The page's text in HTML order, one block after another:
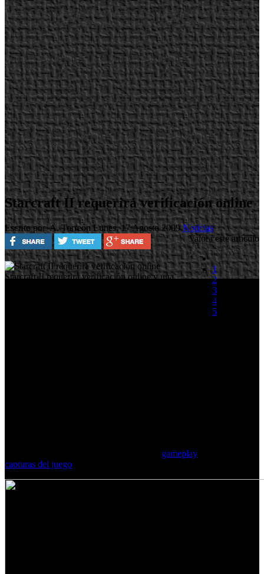
Starcraft II requerirá verificación online
Escrito por A. TorreónLunes, 17 Agosto 2009Noticias
Valora este artículo
1
2
3
4
5
Starcraft II requerirá verificación online y una
gameplay
capturas del juego